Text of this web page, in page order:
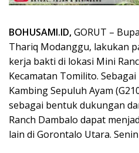
BOHUSAMI.ID,GORUT –
Thariq Modanggu, lakukan
kerja bakti di lokasi Mini
Kecamatan Tomilito.
Kambing Sepuluh Ayam
sebagai bentuk dukungan
Ranch Dambalo dapat
lain di Gorontalo Utara.